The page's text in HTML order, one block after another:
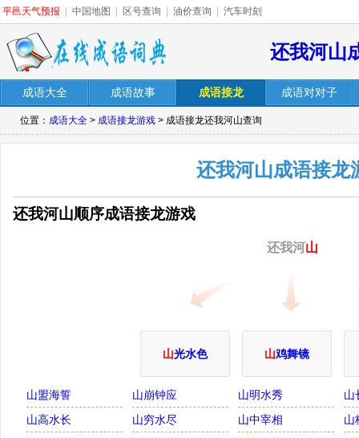
平邑天气预报 中国地图 区号查询 油价查询 汽车时刻
还我河山
成语大全 成语故事 成语接龙 成语对对子
位置： 成语大全 > 成语接龙游戏 > 成语接龙还我河山查询
还我河山成语接龙
还我河山顺序成语接龙游戏
还我河山
山光水色 山鸡舞镜
山盟海誓 山崩钟应 山明水秀
山
山高水长
山穷水尽 山中宰相
山